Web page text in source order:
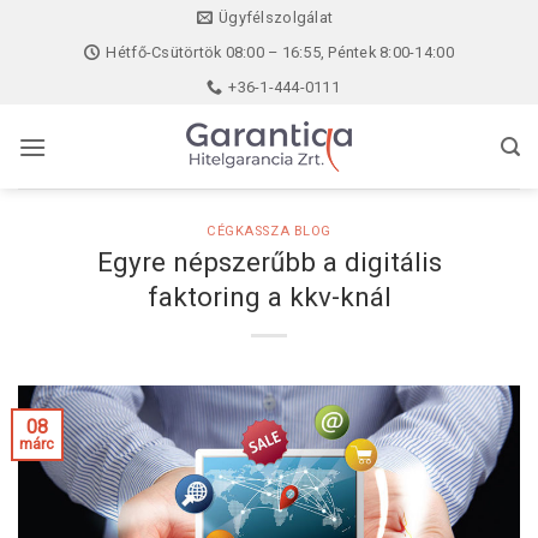
Ügyfélszolgálat
Hétfő-Csütörtök 08:00 – 16:55, Péntek 8:00-14:00
+36-1-444-0111
CÉGKASSZA BLOG
Egyre népszerűbb a digitális
faktoring a kkv-knál
08
márc